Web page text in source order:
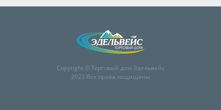
d= 25 мм: 50-150 кг (калитка для забора из профнастила)
d=40 мм: 150-400 кг (крупногабаритные ворота высотой от 5 м)
Copyright © Торговый дом Эдельвейс
2023 Все права защищены